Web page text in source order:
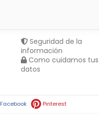
Seguridad de la
información
Como cuidamos tus
datos
Facebook Pinterest